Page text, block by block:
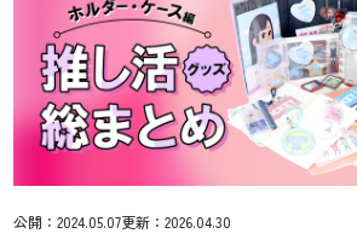
公開：2024.05.07更新：2026.04.30